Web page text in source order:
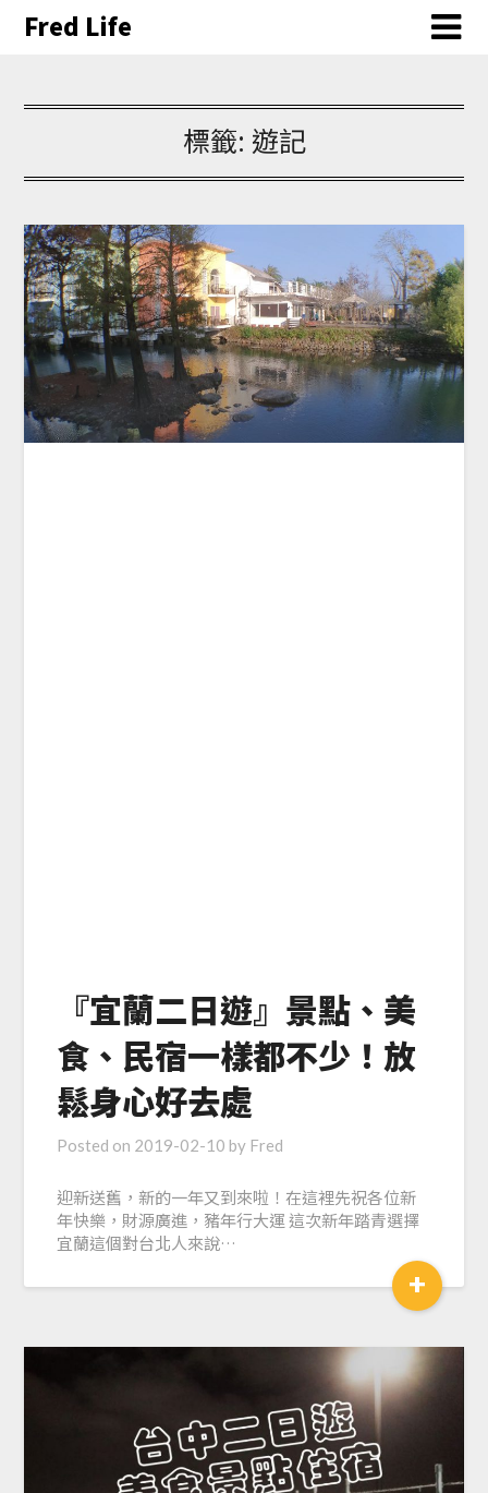
Fred Life
標籤: 遊記
『宜蘭二日遊』景點、美
食、民宿一樣都不少！放
鬆身心好去處
Posted on 2019-02-10 by Fred
迎新送舊，新的一年又到來啦！在這裡先祝各位新
年快樂，財源廣進，豬年行大運 這次新年踏青選擇
宜蘭這個對台北人來說…
+